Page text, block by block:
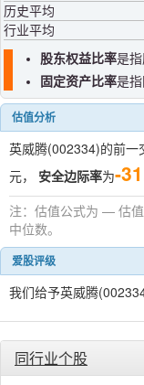
历史平均
行业平均
股东权益比率是指
固定资产比率是指
估值分析
英威腾(002334)的前一
元， 安全边际率为-
注：估值公式为 — 估
中位数。
爱股评级
我们给予英威腾
同行业个股